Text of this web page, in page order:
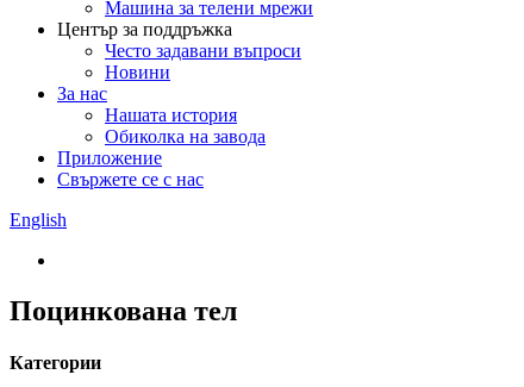
Машина за телени мрежи
Център за поддръжка
Често задавани въпроси
Новини
За нас
Нашата история
Обиколка на завода
Приложение
Свържете се с нас
English
Поцинкована тел
Категории